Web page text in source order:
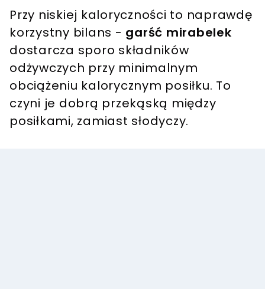
Przy niskiej kaloryczności to naprawdę
korzystny bilans - garść mirabelek
dostarcza sporo składników
odżywczych przy minimalnym
obciążeniu kalorycznym posiłku. To
czyni je dobrą przekąską między
posiłkami, zamiast słodyczy.